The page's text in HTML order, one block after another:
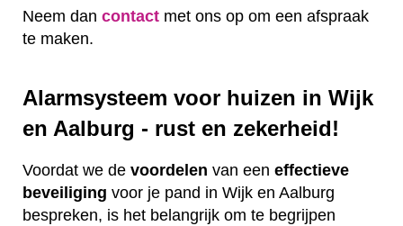
Neem dan contact met ons op om een afspraak
te maken.
Alarmsysteem voor huizen in Wijk
en Aalburg - rust en zekerheid!
Voordat we de voordelen van een effectieve
beveiliging voor je pand in Wijk en Aalburg
bespreken, is het belangrijk om te begrijpen